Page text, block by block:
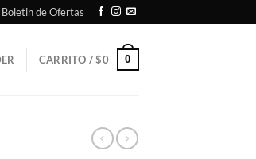
Boletin de Ofertas
CARRITO /$0 0